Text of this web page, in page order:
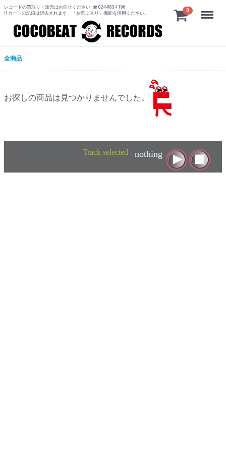
レコードの買取り・販売はお任せください! ☎ 024-983-1196
!! カートの記録は消去されます、「お気に入り」機能を活用ください。
0 Menu
全商品
お探しの商品は見つかりませんでした。
Track selected : nothing